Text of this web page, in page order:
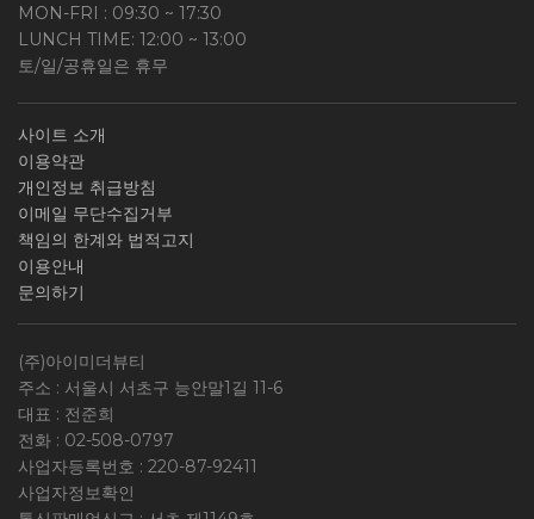
MON-FRI : 09:30 ~ 17:30
LUNCH TIME: 12:00 ~ 13:00
토/일/공휴일은 휴무
사이트 소개
이용약관
개인정보 취급방침
이메일 무단수집거부
책임의 한계와 법적고지
이용안내
문의하기
(주)아이미더뷰티
주소 : 서울시 서초구 능안말1길 11-6
대표 : 전준희
전화 : 02-508-0797
사업자등록번호 : 220-87-92411
사업자정보확인